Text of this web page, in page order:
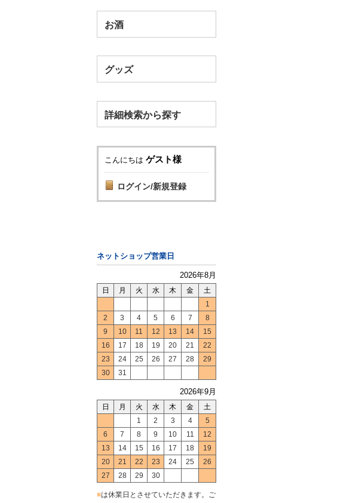
お酒
グッズ
詳細検索から探す
こんにちは ゲスト様
ログイン/新規登録
ネットショップ営業日
2026年8月
日 月 火 水 木 金
土
1
2
3 4 5 6 7
8
9
10 11 12 13 14
15
16
17 18 19 20 21
22
23
24 25 26 27 28
29
30
31
2026年9月
日 月 火 水 木 金
土
1
2 3 4
5
6
7 8 9 10 11
12
13
14 15 16 17 18
19
20
21 22 23 24 25
26
27
28 29 30
■は休業日とさせていただきます。ご